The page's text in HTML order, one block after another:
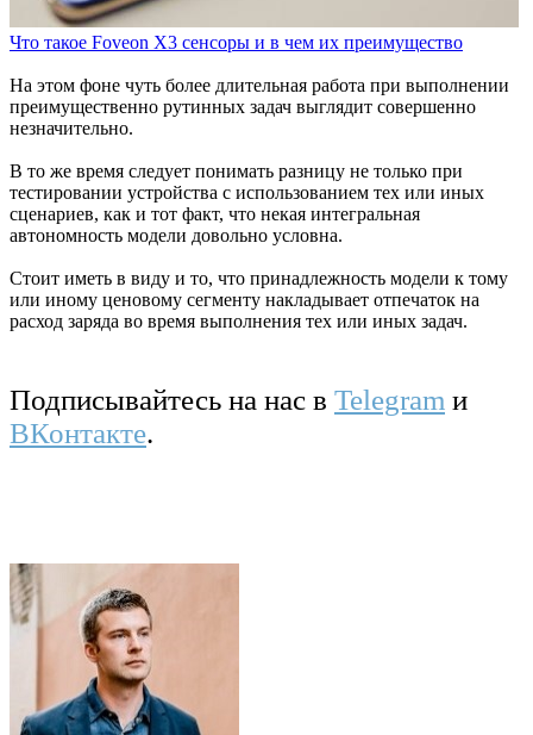
Что такое Foveon X3 сенсоры и в чем их преимущество
На этом фоне чуть более длительная работа при выполнении
преимущественно рутинных задач выглядит совершенно
незначительно.
В то же время следует понимать разницу не только при
тестировании устройства с использованием тех или иных
сценариев, как и тот факт, что некая интегральная
автономность модели довольно условна.
Стоит иметь в виду и то, что принадлежность модели к тому
или иному ценовому сегменту накладывает отпечаток на
расход заряда во время выполнения тех или иных задач.
Подписывайтесь на нас в Telegram и
ВКонтакте.